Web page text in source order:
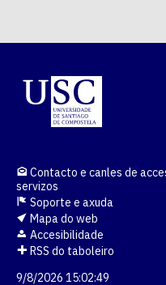
Contacto e canles de
servizos
Soporte e axuda
Mapa do web
Accesibilidade
RSS do taboleiro
9/8/2026 15:02:49